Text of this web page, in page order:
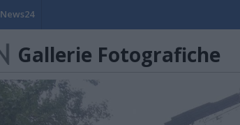
News24
Gallerie Fotografiche